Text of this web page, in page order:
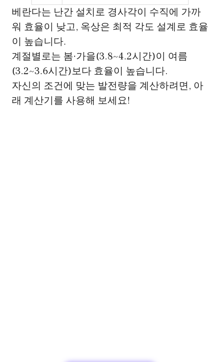
베란다는 난간 설치로 경사각이 수직에 가까
워 효율이 낮고, 옥상은 최적 각도 설계로 효율
이 높습니다.
계절별로는 봄·가을(3.8~4.2시간)이 여름
(3.2~3.6시간)보다 효율이 높습니다.
자신의 조건에 맞는 발전량을 계산하려면, 아
래 계산기를 사용해 보세요!